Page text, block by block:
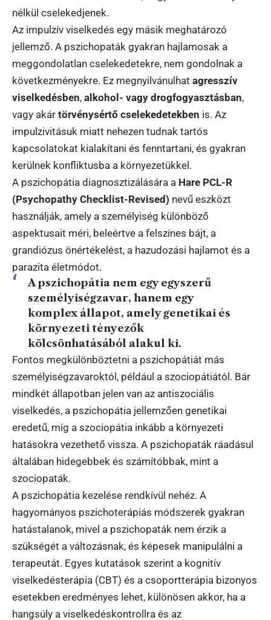
nélkül cselekedjenek.
Az impulzív viselkedés egy másik meghatározó
jellemző. A pszichopaták gyakran hajlamosak a
meggondolatlan cselekedetekre, nem gondolnak a
következményekre. Ez megnyilvánulhat agresszív
viselkedésben, alkohol- vagy drogfogyasztásban,
vagy akár törvénysértő cselekedetekben is. Az
impulzivitásuk miatt nehezen tudnak tartós
kapcsolatokat kialakítani és fenntartani, és gyakran
kerülnek konfliktusba a környezetükkel.
A pszichopátia diagnosztizálására a Hare PCL-R
(Psychopathy Checklist-Revised) nevű eszközt
használják, amely a személyiség különböző
aspektusait méri, beleértve a felszínes bájt, a
grandiózus önértékelést, a hazudozási hajlamot és a
parazita életmódot.
A pszichopátia nem egy egyszerű
személyiségzavar, hanem egy
komplex állapot, amely genetikai és
környezeti tényezők
kölcsönhatásából alakul ki.
Fontos megkülönböztetni a pszichopátiát más
személyiségzavaroktól, például a szociopátiától. Bár
mindkét állapotban jelen van az antiszociális
viselkedés, a pszichopátia jellemzően genetikai
eredetű, míg a szociopátia inkább a környezeti
hatásokra vezethető vissza. A pszichopaták ráadásul
általában hidegebbek és számítóbbak, mint a
szociopaták.
A pszichopátia kezelése rendkívül nehéz. A
hagyományos pszichoterápiás módszerek gyakran
hatástalanok, mivel a pszichopaták nem érzik a
szükségét a változásnak, és képesek manipulálni a
terapeutát. Egyes kutatások szerint a kognitív
viselkedésterápia (CBT) és a csoportterápia bizonyos
esetekben eredményes lehet, különösen akkor, ha a
hangsúly a viselkedéskontrollra és az